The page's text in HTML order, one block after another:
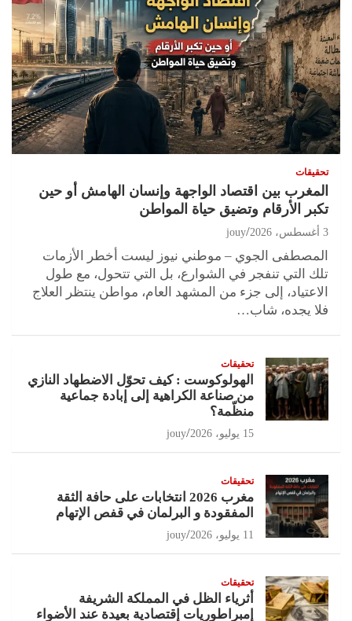
تحقيقات
المغرب بين اقتصاد الواجهة وإنسان الهامش أو حين
تكبر الأرقام وتضيق حياة المواطن
3 أغسطس، 2026 jouy
المصطفى الجوي – موطني نيوز ليست أخطر الأزمات
تلك التي تنفجر في الشوارع، بل التي تتحول، مع طول
الاعتياد، إلى جزء من المشهد العام، مواطن ينتظر العلاج
فلا يجده، شاب…
تحقيقات
الهولوكوست : كيف تحوّل الاضطهاد النازي
من صناعة الكراهية إلى إبادة جماعية
منظّمة؟
15 يوليو، 2026 jouy
تحقيقات
مغرب 2026 انتخابات على حافة الثقة
المفقودة و البرلمان في قفص الإتهام
11 يوليو، 2026 jouy
تحقيقات
أثرياء الظل في المملكة الشريفة
إمبراطوريات إقتصادية بعيدة عند الأضواء